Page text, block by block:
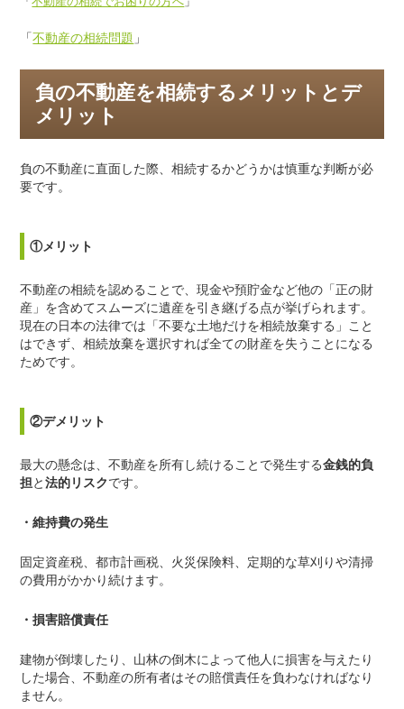
「不動産の相続問題 」
負の不動産を相続するメリットとデ
メリット
負の不動産に直面した際、相続するかどうかは慎重な判断が必
要です。
①メリット
不動産の相続を認めることで、現金や預貯金など他の「正の財
産」を含めてスムーズに遺産を引き継げる点が挙げられます。
現在の日本の法律では「不要な土地だけを相続放棄する」こと
はできず、相続放棄を選択すれば全ての財産を失うことになる
ためです。
②デメリット
最大の懸念は、不動産を所有し続けることで発生する金銭的負
担と法的リスク です。
・維持費の発生
固定資産税、都市計画税、火災保険料、定期的な草刈りや清掃
の費用がかかり続けます。
・損害賠償責任
建物が倒壊したり、山林の倒木によって他人に損害を与えたり
した場合、不動産の所有者はその賠償責任を負わなければなり
ません。